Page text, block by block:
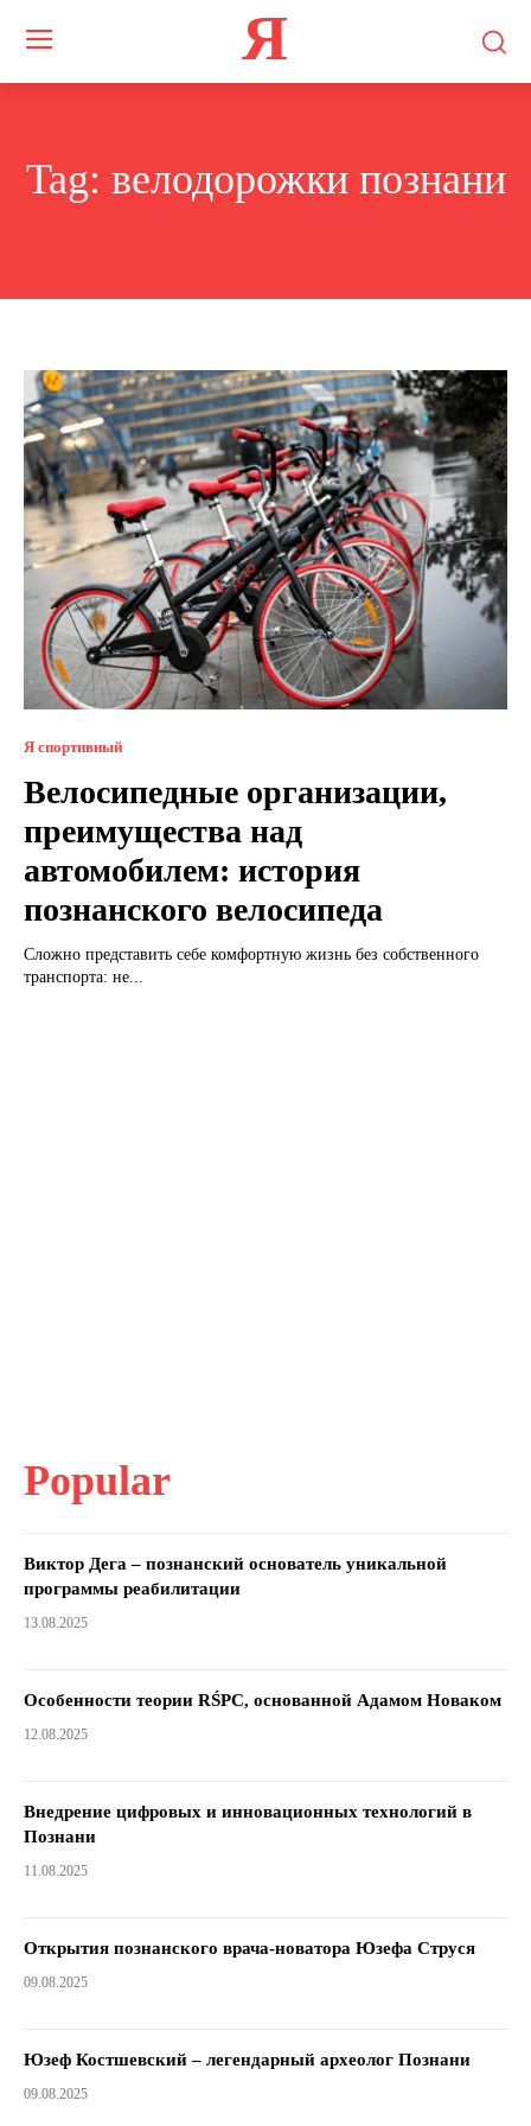
Я
Tag: велодорожки познани
Я спортивный
Велосипедные организации,
преимущества над
автомобилем: история
познанского велосипеда
Сложно представить себе комфортную жизнь без собственного
транспорта: не...
Popular
Виктор Дега – познанский основатель уникальной
программы реабилитации
13.08.2025
Особенности теории RŚPC, основанной Адамом Новаком
12.08.2025
Внедрение цифровых и инновационных технологий в
Познани
11.08.2025
Открытия познанского врача-новатора Юзефа Струся
09.08.2025
Юзеф Костшевский – легендарный археолог Познани
09.08.2025